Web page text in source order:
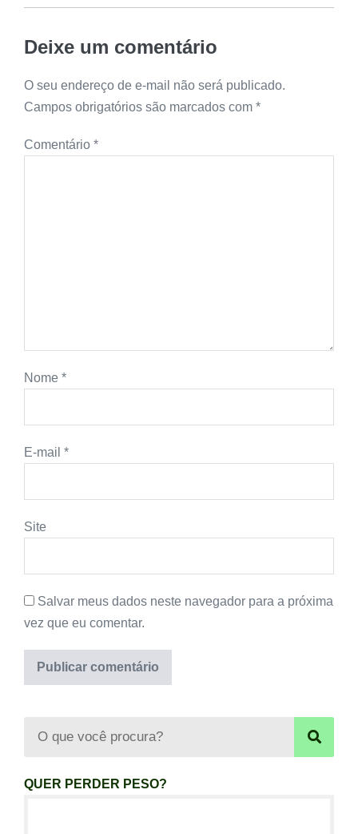
Deixe um comentário
O seu endereço de e-mail não será publicado.
Campos obrigatórios são marcados com *
Comentário *
Nome *
E-mail *
Site
Salvar meus dados neste navegador para a próxima
vez que eu comentar.
QUER PERDER PESO?